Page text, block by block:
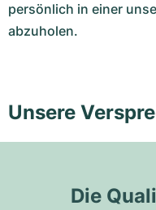
persönlich in einer
abzuholen.
Unsere
Die